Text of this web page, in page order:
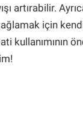
artırabilir.
için
kullanımının